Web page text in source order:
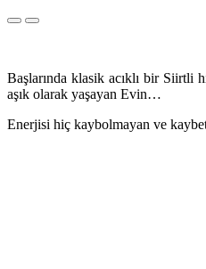
Başlarında klasik acıklı bir Siirtli
aşık olarak yaşayan Evin…
Enerjisi hiç kaybolmayan ve